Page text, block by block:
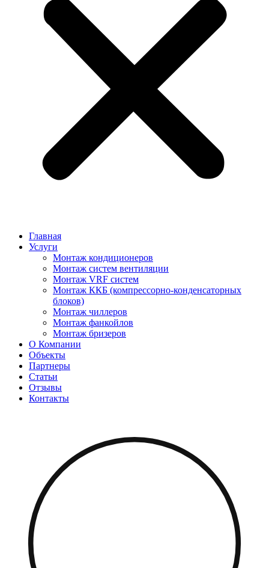
Главная
Услуги
Монтаж кондиционеров
Монтаж cистем вентиляции
Монтаж VRF систем
Монтаж ККБ (компрессорно-конденсаторных
блоков)
Монтаж чиллеров
Монтаж фанкойлов
Монтаж бризеров
О Компании
Объекты
Партнеры
Статьи
Отзывы
Контакты